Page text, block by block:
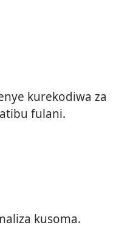
kurekodiwa za
fulani.
kusoma.